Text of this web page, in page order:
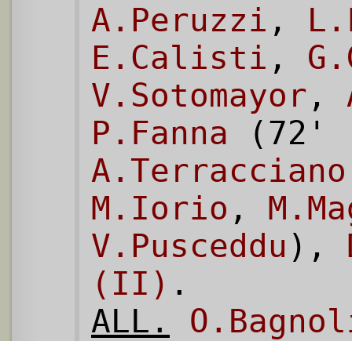
A.Peruzzi ,
E.Calisti ,
V.Sotomayor ,
P.Fanna (72'
A.Terracciano
M.Iorio ,
V.Pusceddu ),
(II) .
ALL.